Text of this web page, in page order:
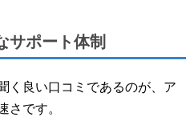
サポート体制
く良い口コミであるのが、ア
さです。